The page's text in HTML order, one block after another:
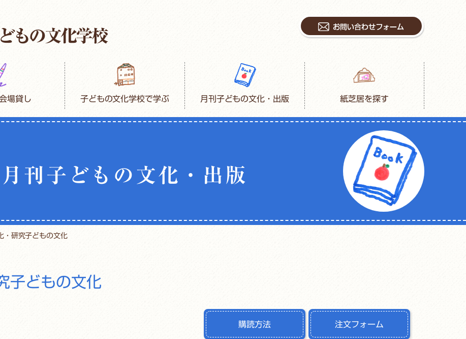
場貸し 子どもの文化学校で学ぶ 月刊子どもの文化・出版 紙芝居を探す
月刊子どもの文化・出版
・研究子どもの文化
子どもの文化
購読方法 注文フォーム